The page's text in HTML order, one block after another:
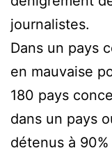
journalistes.
Dans un pays
en mauvaise
180 pays
dans un pays
détenus à